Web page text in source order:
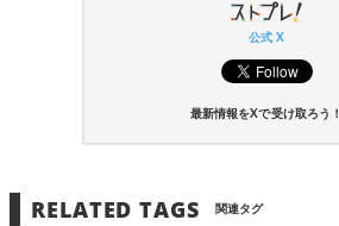
公式 X
最新情報をXで受け取ろう！
RELATED TAGS 関連タグ